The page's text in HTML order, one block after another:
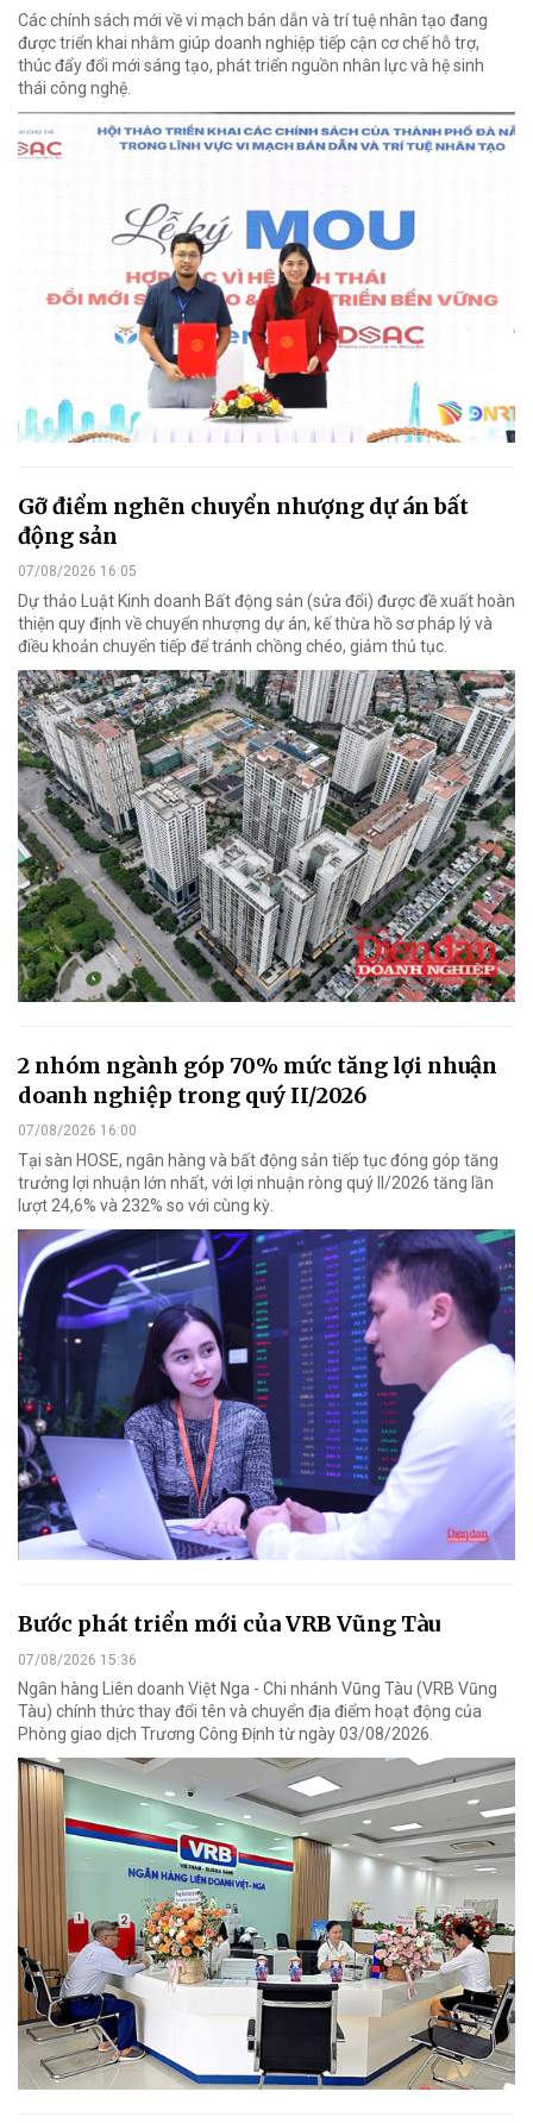
Các chính sách mới về vi mạch bán dẫn và trí tuệ nhân tạo đang
được triển khai nhằm giúp doanh nghiệp tiếp cận cơ chế hỗ trợ,
thúc đẩy đổi mới sáng tạo, phát triển nguồn nhân lực và hệ sinh
thái công nghệ.
Gỡ điểm nghẽn chuyển nhượng dự án bất
động sản
07/08/2026 16:05
Dự thảo Luật Kinh doanh Bất động sản (sửa đổi) được đề xuất hoàn
thiện quy định về chuyển nhượng dự án, kế thừa hồ sơ pháp lý và
điều khoản chuyển tiếp để tránh chồng chéo, giảm thủ tục.
2 nhóm ngành góp 70% mức tăng lợi nhuận
doanh nghiệp trong quý II/2026
07/08/2026 16:00
Tại sàn HOSE, ngân hàng và bất động sản tiếp tục đóng góp tăng
trưởng lợi nhuận lớn nhất, với lợi nhuận ròng quý II/2026 tăng lần
lượt 24,6% và 232% so với cùng kỳ.
Bước phát triển mới của VRB Vũng Tàu
07/08/2026 15:36
Ngân hàng Liên doanh Việt Nga - Chi nhánh Vũng Tàu (VRB Vũng
Tàu) chính thức thay đổi tên và chuyển địa điểm hoạt động của
Phòng giao dịch Trương Công Định từ ngày 03/08/2026.